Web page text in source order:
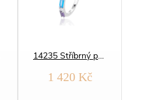
14235 Stříbrný prsten BAGUETTE barevný
1 420 Kč